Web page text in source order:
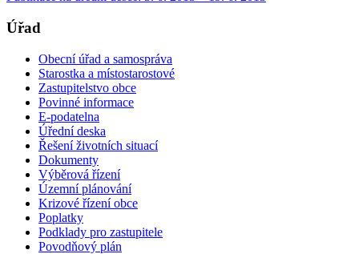
Úřad
Obecní úřad a samospráva
Starostka a místostarostové
Zastupitelstvo obce
Povinné informace
E-podatelna
Úřední deska
Řešení životních situací
Dokumenty
Výběrová řízení
Územní plánování
Krizové řízení obce
Poplatky
Podklady pro zastupitele
Povodňový plán